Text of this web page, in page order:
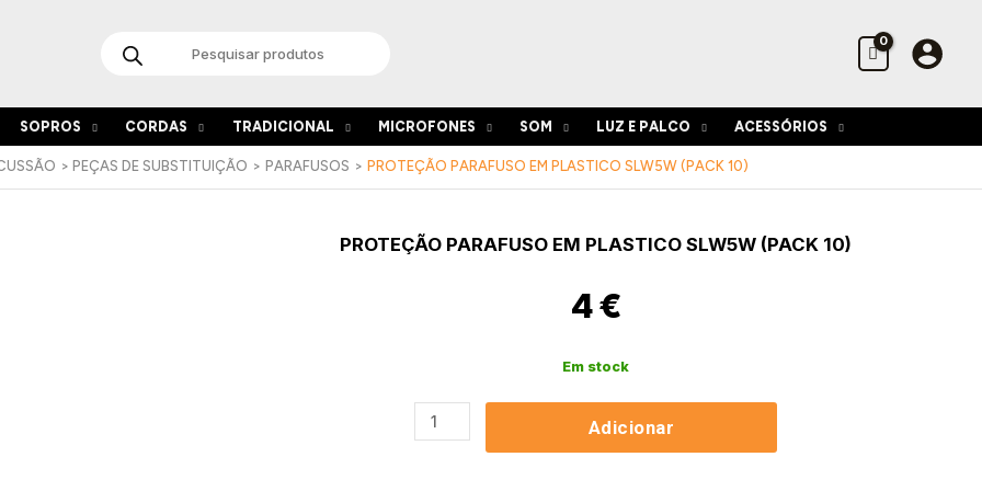
search
SOPROS CORDAS TRADICIONAL MICROFONES SOM LUZ E PALCO ACESSÓRIOS
PEÇAS DE SUBSTITUIÇÃO PARAFUSOS PROTEÇÃO PARAFUSO EM PLASTICO SLW5W (PACK 10)
PROTEÇÃO PARAFUSO EM PLASTICO SLW5W (PACK 10)
4€
Em stock
de
10)
Adicionar
(Pack
10)